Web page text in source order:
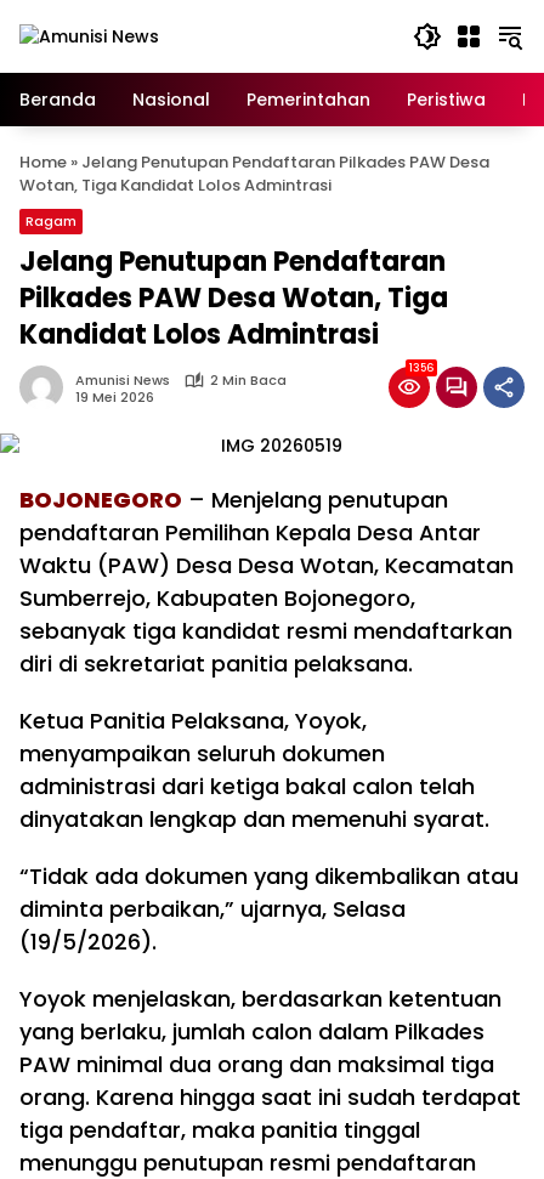
Beranda
Nasional Pemerintahan Peristiwa
Home » Jelang Penutupan Pendaftaran Pilkades PAW Desa
Wotan, Tiga Kandidat Lolos Admintrasi
Ragam
Jelang Penutupan Pendaftaran
Pilkades PAW Desa Wotan, Tiga
Kandidat Lolos Admintrasi
Amunisi News
2 Min Baca
19 Mei 2026
1356
BOJONEGORO – Menjelang penutupan
pendaftaran Pemilihan Kepala Desa Antar
Waktu (PAW) Desa Desa Wotan, Kecamatan
Sumberrejo, Kabupaten Bojonegoro,
sebanyak tiga kandidat resmi mendaftarkan
diri di sekretariat panitia pelaksana.
Ketua Panitia Pelaksana, Yoyok,
menyampaikan seluruh dokumen
administrasi dari ketiga bakal calon telah
dinyatakan lengkap dan memenuhi syarat.
“Tidak ada dokumen yang dikembalikan atau
diminta perbaikan,” ujarnya, Selasa
(19/5/2026).
Yoyok menjelaskan, berdasarkan ketentuan
yang berlaku, jumlah calon dalam Pilkades
PAW minimal dua orang dan maksimal tiga
orang. Karena hingga saat ini sudah terdapat
tiga pendaftar, maka panitia tinggal
menunggu penutupan resmi pendaftaran